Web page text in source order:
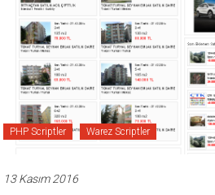
ücretli
temalar,
wordpress
temaları,
php
temaları,
theme
PHP Scriptler Warez Scriptler
13 Kasım 2016